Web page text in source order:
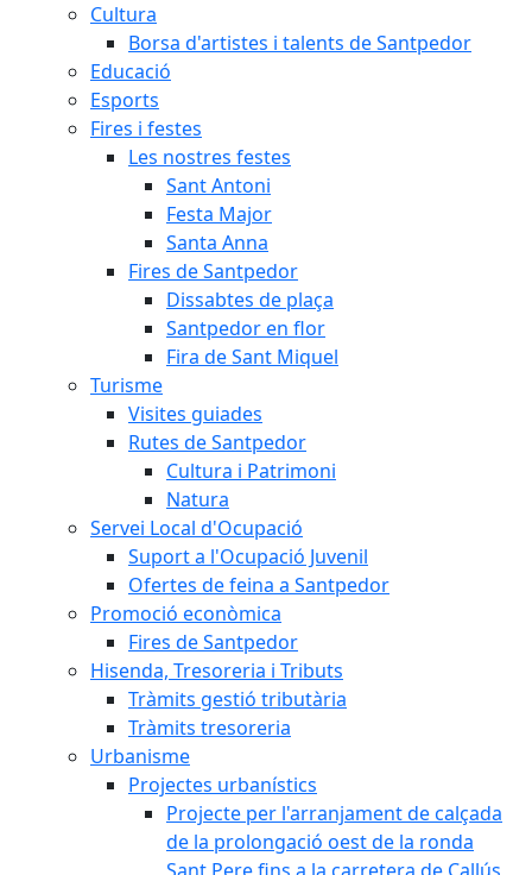
Cultura
Borsa d'artistes i talents de Santpedor
Educació
Esports
Fires i festes
Les nostres festes
Sant Antoni
Festa Major
Santa Anna
Fires de Santpedor
Dissabtes de plaça
Santpedor en flor
Fira de Sant Miquel
Turisme
Visites guiades
Rutes de Santpedor
Cultura i Patrimoni
Natura
Servei Local d'Ocupació
Suport a l'Ocupació Juvenil
Ofertes de feina a Santpedor
Promoció econòmica
Fires de Santpedor
Hisenda, Tresoreria i Tributs
Tràmits gestió tributària
Tràmits tresoreria
Urbanisme
Projectes urbanístics
Projecte per l'arranjament de calçada
de la prolongació oest de la ronda